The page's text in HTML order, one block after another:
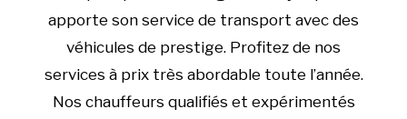
apporte son service de transport avec des
véhicules de prestige. Profitez de nos
services à prix très abordable toute l’année.
Nos chauffeurs qualifiés et expérimentés